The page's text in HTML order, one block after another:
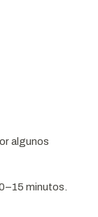
algunos
minutos.